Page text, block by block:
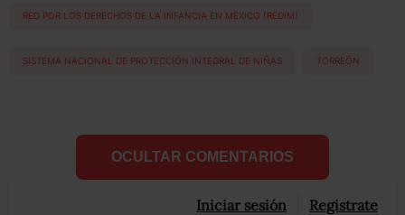
RED POR LOS DERECHOS DE LA INFANCIA EN MÉXICO (REDIM)
SISTEMA NACIONAL DE PROTECCIÓN INTEGRAL DE NIÑAS TORREÓN
OCULTAR COMENTARIOS
Iniciar sesión Registrate